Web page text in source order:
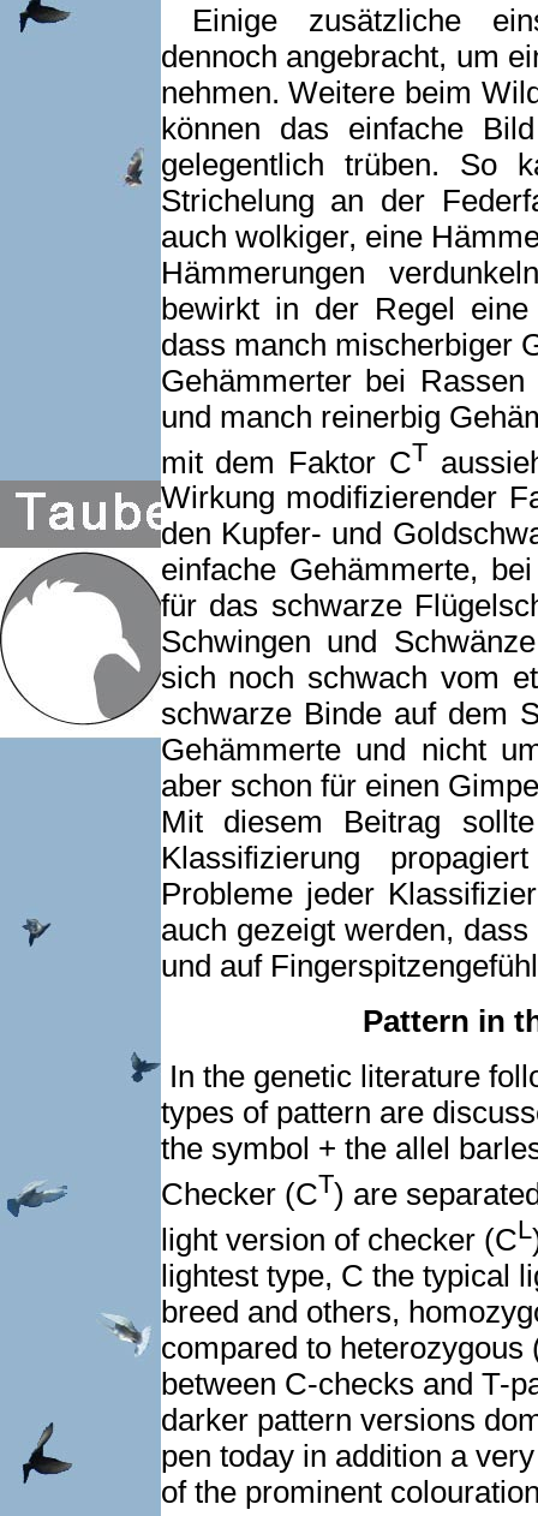
Einige zusätzliche
dennoch angebracht, um
nehmen. Weitere beim
können das einfache
gelegentlich trüben. So
Strichelung an der
auch wolkiger, eine
Hämmerungen
bewirkt in der Regel eine
dass manch mischerbiger
Gehämmerter bei
und manch reinerbig
mit dem Faktor CT
Wirkung modifizierender
den Kupfer- und
einfache Gehämmerte,
für das schwarze
Schwingen und
sich noch schwach vom
schwarze Binde auf dem
Gehämmerte und nicht
aber schon für einen
Mit diesem Beitrag
Klassifizierung
Probleme jeder
auch gezeigt werden,
und auf
Pattern in
In the genetic literature
types of pattern are
the symbol + the allel
Checker (CT) are
light version of checker (CL
lightest type, C the typical
breed and others,
compared to
between C-checks and T-
darker pattern versions
pen today in addition a
of the prominent